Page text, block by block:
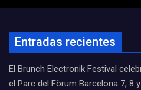
Entradas recientes
El Brunch Electronik Festival
el Parc del Fòrum Barcelona 7, 8